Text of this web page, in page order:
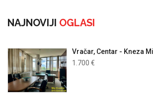
NAJNOVIJI OGLASI
Vračar, Centar - Kneza
1.700 €